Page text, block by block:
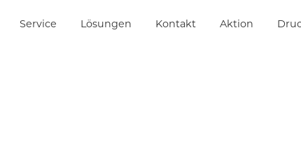
Service Lösungen Kontakt Aktion